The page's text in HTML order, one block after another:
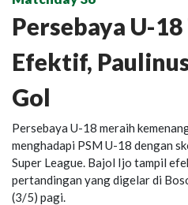
Persebaya U-
Efektif,
Gol
Persebaya U-18 meraih
menghadapi PSM U-18 dengan
Super League. Bajol Ijo tampil
pertandingan yang digelar di
(3/5) pagi.